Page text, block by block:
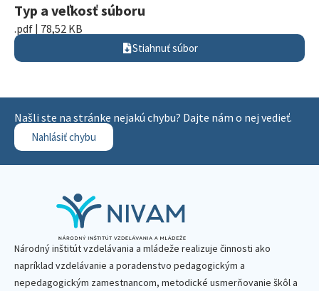
Typ a veľkosť súboru
.pdf | 78,52 KB
Stiahnuť súbor
Našli ste na stránke nejakú chybu? Dajte nám o nej vedieť.
Nahlásiť chybu
Národný inštitút vzdelávania a mládeže realizuje činnosti ako
napríklad vzdelávanie a poradenstvo pedagogickým a
nepedagogickým zamestnancom, metodické usmerňovanie škôl a